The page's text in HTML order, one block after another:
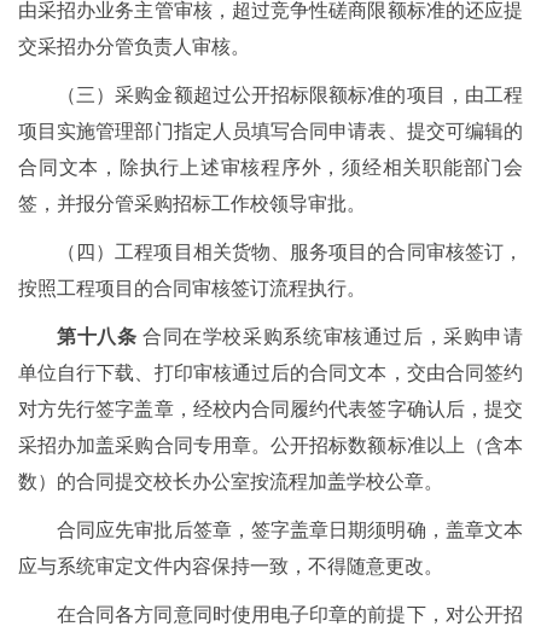
由采招办业务主管审核，超过竞争性磋商限额标准的还应提
交采招办分管负责人审核。
（三）采购金额超过公开招标限额标准的项目，由工程
项目实施管理部门指定人员填写合同申请表、提交可编辑的
合同文本，除执行上述审核程序外，须经相关职能部门会
签，并报分管采购招标工作校领导审批。
（四）工程项目相关货物、服务项目的合同审核签订，
按照工程项目的合同审核签订流程执行。
第十八条 合同在学校采购系统审核通过后，采购申请
单位自行下载、打印审核通过后的合同文本，交由合同签约
对方先行签字盖章，经校内合同履约代表签字确认后，提交
采招办加盖采购合同专用章。公开招标数额标准以上（含本
数）的合同提交校长办公室按流程加盖学校公章。
合同应先审批后签章，签字盖章日期须明确，盖章文本
应与系统审定文件内容保持一致，不得随意更改。
在合同各方同意同时使用电子印章的前提下，对公开招